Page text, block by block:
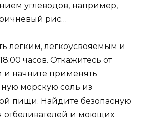
углеводов, например,
рис…
легким, легкоусвояемым и
часов. Откажитесь от
и начните применять
морскую соль из
пищи. Найдите безопасную
отбеливателей и моющих